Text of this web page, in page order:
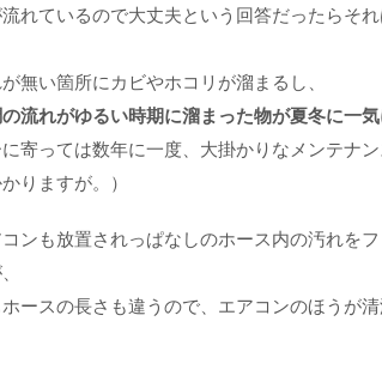
れているので大丈夫という回答だったらそれ
無い箇所にカビやホコリが溜まるし、
流れがゆるい時期に溜まった物が夏冬に一
に寄っては数年に一度、大掛かりなメンテナ
りますが。）
ンも放置されっぱなしのホース内の汚れを
ースの長さも違うので、エアコンのほうが